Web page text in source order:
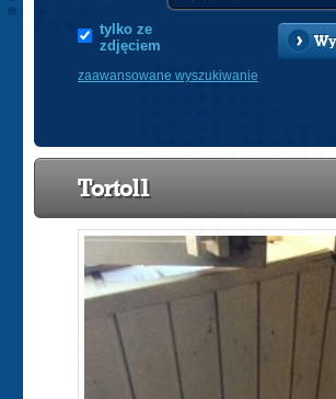
tylko ze
zdjęciem
zaawansowane wyszukiwanie
Tortol1